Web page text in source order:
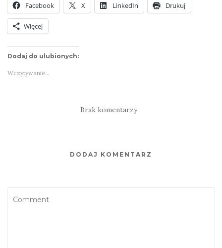
Facebook X LinkedIn Drukuj
Więcej
Dodaj do ulubionych:
Wczytywanie…
Brak komentarzy
DODAJ KOMENTARZ